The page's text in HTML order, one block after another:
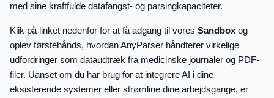
med sine kraftfulde datafangst- og parsingkapaciteter.
Klik på linket nedenfor for at få adgang til vores Sandbox og
oplev førstehånds, hvordan AnyParser håndterer virkelige
udfordringer som dataudtræk fra medicinske journaler og PDF-
filer. Uanset om du har brug for at integrere AI i dine
eksisterende systemer eller strømline dine arbejdsgange, er